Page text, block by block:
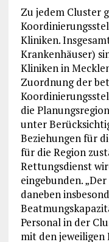
Zu jedem Cluster
Kliniken.
Krankenhäuser)
Kliniken in
Zuordnung der
die
unter
Beziehungen für
für die Region
Rettungsdienst
eingebunden.
daneben
Personal in der
mit den